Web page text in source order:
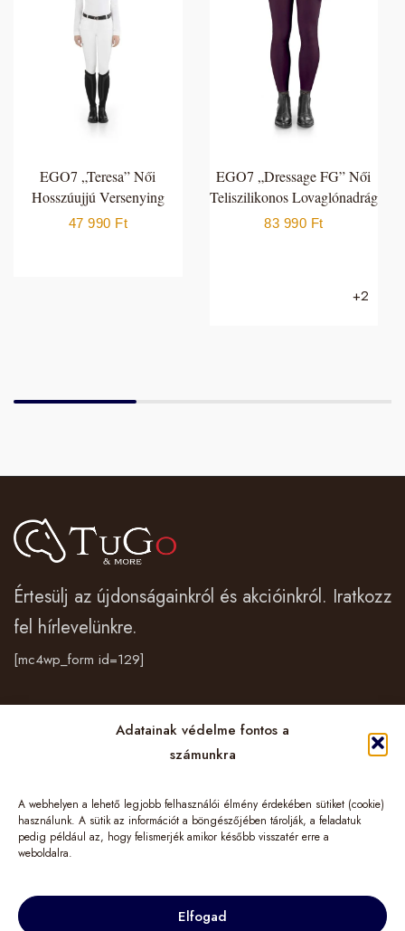
Adatainak védelme fontos a
számunkra
A webhelyen a lehető legjobb felhasználói élmény érdekében sütiket (cookie)
használunk. A sütik az információt a böngészőjében tárolják, a feladatuk
pedig például az, hogy felismerjék amikor később visszatér erre a
weboldalra.
Elfogad
EGO7 „Teresa” Női
Hosszúujjú Versenying
47 990 Ft
EGO7 „Dressage FG” Női
Teliszilikonos Lovaglónadrág
83 990 Ft
+2
Értesülj az újdonságainkról és akcióinkról. Iratkozz
fel hírlevelünkre.
[mc4wp_form id=129]
Információk